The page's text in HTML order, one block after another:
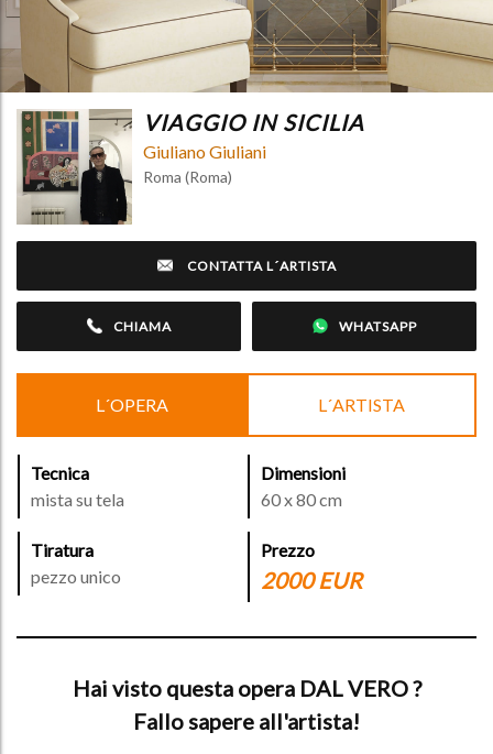
VIAGGIO IN SICILIA
Giuliano Giuliani
Roma (Roma)
CONTATTA L´ARTISTA
CHIAMA WHATSAPP
L´OPERA L´ARTISTA
Tecnica
mista su tela
Dimensioni
60 x 80 cm
Tiratura
pezzo unico
Prezzo
2000 EUR
Hai visto questa opera DAL VERO ?
Fallo sapere all'artista!